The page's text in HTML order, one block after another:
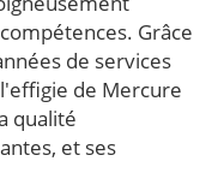
Grâce
de services
de Mercure
qualité
et ses